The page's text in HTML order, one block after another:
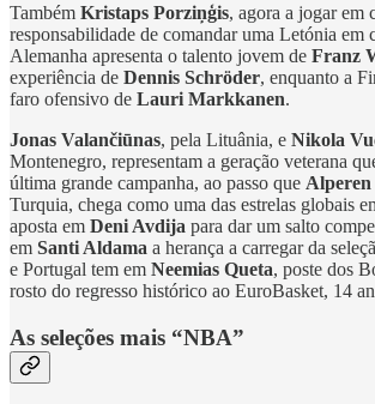
Também Kristaps Porziņģis, agora a jogar em
responsabilidade de comandar uma Letónia em
Alemanha apresenta o talento jovem de Franz
experiência de Dennis Schröder, enquanto a
faro ofensivo de Lauri Markkanen.
Jonas Valančiūnas, pela Lituânia, e Nikola
Montenegro, representam a geração veterana
última grande campanha, ao passo que Alperen
Turquia, chega como uma das estrelas globais
aposta em Deni Avdija para dar um salto
em Santi Aldama a herança a carregar da
e Portugal tem em Neemias Queta, poste dos
rosto do regresso histórico ao EuroBasket, 14
As seleções mais “NBA”